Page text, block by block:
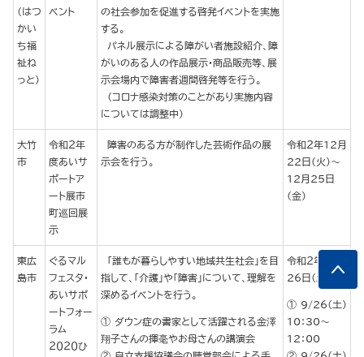
（はつ
かい
ち福
祉ね
っと）
ベント
の社会参加を促進する啓発イベントを実施
する。
パネル展示による障がい者施設紹介、障
がいのある人の作品展示・商品販売等、展
示会場内で障害者週間啓発等を行う。
（コロナ感染対策のことがあり実施内容
については調整中）
大竹
市
令和２年
度あいサ
ポートア
ート展市
町巡回展
示
障害のある方が制作した芸術作品の展
示会を行う。
令和２年12月
22日(火)～
12月25日
(金)
東広
島市
ぐるマル
フェスタ・
あいサポ
ートフォー
ラム
２０２０ひ
「誰もが暮らしやすい地域共生社会」を目
指して、「介護」や「障害」について、理解を
深めるイベントを行う。
ダウン症の書家として活躍される金澤
翔子さんの揮毫やお母さんの講演会
令和２年９月
26日（土）
9/26（土）
10：30～
12：00